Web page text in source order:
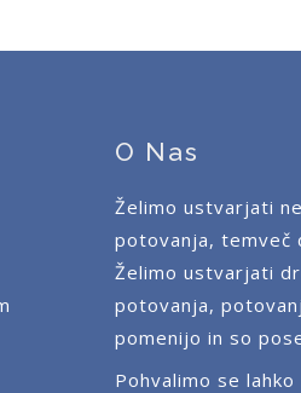
O Nas
Želimo ustvarjati
potovanja, temveč
Želimo ustvarjati
potovanja,
pomenijo in so
Pohvalimo se